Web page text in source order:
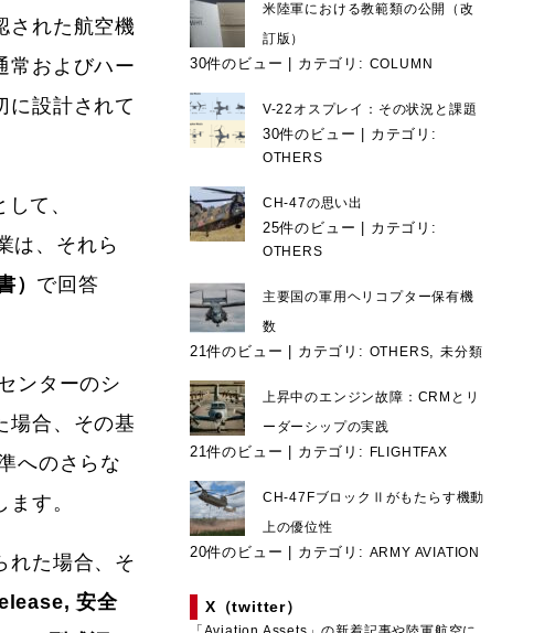
された航空機
常およびハー
に設計されて
して、
は、それら
で回答
ンターのシ
場合、その基
へのさらな
す。
れた場合、そ
安全
米陸軍における教範類の公開（改
訂版）
30件のビュー カテゴリ: COLUMN
V-22オスプレイ：その状況と課題
30件のビュー カテゴリ:
OTHERS
CH-47の思い出
25件のビュー カテゴリ:
OTHERS
主要国の軍用ヘリコプター保有機
数
21件のビュー カテゴリ: OTHERS,未分類
上昇中のエンジン故障：CRMとリ
ーダーシップの実践
21件のビュー カテゴリ: FLIGHTFAX
CH-47FブロックⅡがもたらす機動
上の優位性
20件のビュー カテゴリ: ARMY AVIATION
X（twitter）